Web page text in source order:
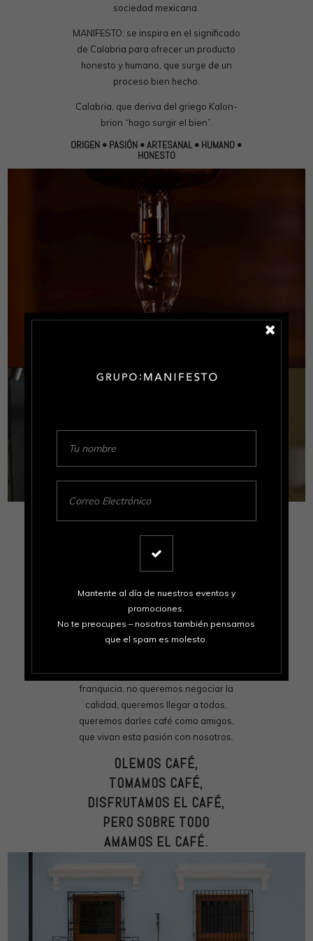
sociedad mexicana.
MANIFESTO: se inspira en el significado
de Calabria para ofrecer un producto
honesto y humano, que surge de un
proceso bien hecho.
Calabria, que deriva del griego Kalon-
brion “hago surgir el bien”.
ORIGEN • PASIÓN • ARTESANAL • HUMANO •
HONESTO
Somos una Casa Tostadora Calabrese.
Nuestro manifiesto se resume en darte
el mejor café posible, desde la
forma de preparar el café.
Somos amantes del café y somos
familia. Nuestra motivación es
tenemos a esta bebida. No somos
franquicia, no queremos negociar la
calidad, queremos llegar a todos,
queremos darles café como amigos,
que vivan esta pasión con nosotros.
OLEMOS CAFÉ,
TOMAMOS CAFÉ,
DISFRUTAMOS EL CAFÉ,
PERO SOBRE TODO
AMAMOS EL CAFÉ.
Mantente al día de nuestros eventos y
promociones.
No te preocupes – nosotros también pensamos
que el spam es molesto.